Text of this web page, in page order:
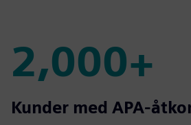
2,000+
2,000+
Kunder med APA-